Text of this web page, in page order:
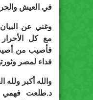
في العيش
وغني عن البيان
مع كل
فأصيب من
فداء لمصر
والله أكبر ولله
د.طلعت فهمي